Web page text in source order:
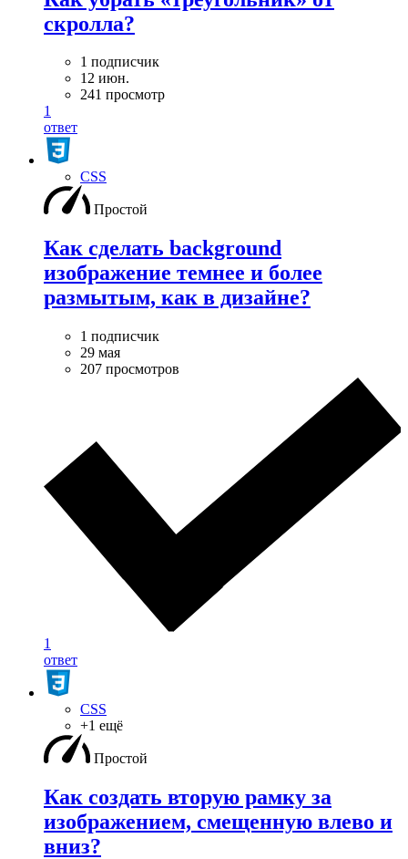
скролла?
1 подписчик
12 июн.
241 просмотр
1
ответ
CSS
Простой
Как сделать background
изображение темнее и более
размытым, как в дизайне?
1 подписчик
29 мая
207 просмотров
1
ответ
CSS
+1 ещё
Простой
Как создать вторую рамку за
изображением, смещенную влево и
вниз?